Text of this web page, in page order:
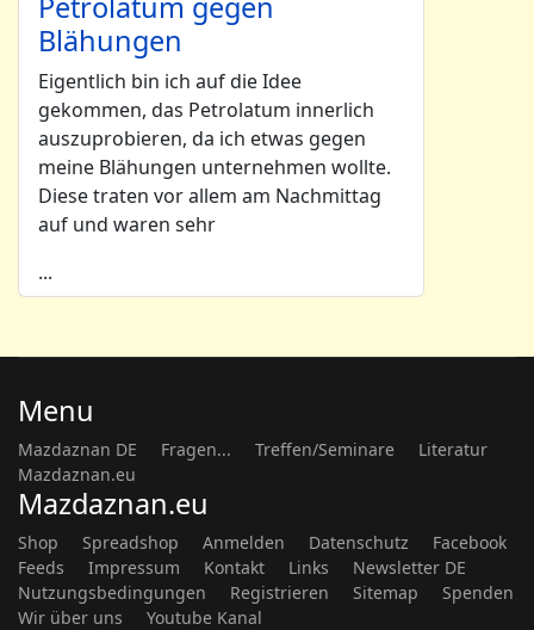
Blähungen
Eigentlich bin ich auf die Idee
gekommen, das Petrolatum innerlich
auszuprobieren, da ich etwas gegen
meine Blähungen unternehmen wollte.
Diese traten vor allem am Nachmittag
auf und waren sehr
...
Menu
Mazdaznan DE Fragen... Treffen/Seminare
Literatur
Mazdaznan.eu
Mazdaznan.eu
Shop Spreadshop Anmelden Datenschutz
Facebook
Feeds
Impressum Kontakt Links
Newsletter DE
Nutzungsbedingungen
Registrieren Sitemap
Spenden
Wir über uns
Youtube Kanal